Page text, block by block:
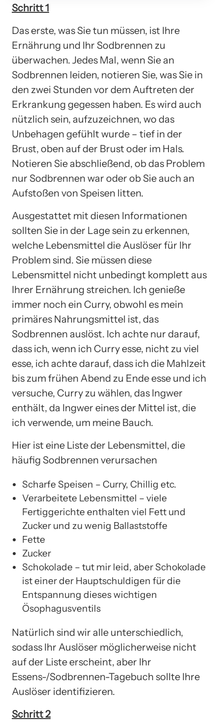
Schritt 1
Das erste, was Sie tun müssen, ist Ihre
Ernährung und Ihr Sodbrennen zu
überwachen. Jedes Mal, wenn Sie an
Sodbrennen leiden, notieren Sie, was Sie in
den zwei Stunden vor dem Auftreten der
Erkrankung gegessen haben. Es wird auch
nützlich sein, aufzuzeichnen, wo das
Unbehagen gefühlt wurde – tief in der
Brust, oben auf der Brust oder im Hals.
Notieren Sie abschließend, ob das Problem
nur Sodbrennen war oder ob Sie auch an
Aufstoßen von Speisen litten.
Ausgestattet mit diesen Informationen
sollten Sie in der Lage sein zu erkennen,
welche Lebensmittel die Auslöser für Ihr
Problem sind. Sie müssen diese
Lebensmittel nicht unbedingt komplett aus
Ihrer Ernährung streichen. Ich genieße
immer noch ein Curry, obwohl es mein
primäres Nahrungsmittel ist, das
Sodbrennen auslöst. Ich achte nur darauf,
dass ich, wenn ich Curry esse, nicht zu viel
esse, ich achte darauf, dass ich die Mahlzeit
bis zum frühen Abend zu Ende esse und ich
versuche, Curry zu wählen, das Ingwer
enthält, da Ingwer eines der Mittel ist, die
ich verwende, um meine Bauch.
Hier ist eine Liste der Lebensmittel, die
häufig Sodbrennen verursachen
Scharfe Speisen – Curry, Chillig etc.
Verarbeitete Lebensmittel – viele
Fertiggerichte enthalten viel Fett und
Zucker und zu wenig Ballaststoffe
Fette
Zucker
Schokolade – tut mir leid, aber Schokolade
ist einer der Hauptschuldigen für die
Entspannung dieses wichtigen
Ösophagusventils
Natürlich sind wir alle unterschiedlich,
sodass Ihr Auslöser möglicherweise nicht
auf der Liste erscheint, aber Ihr
Essens-/Sodbrennen-Tagebuch sollte Ihre
Auslöser identifizieren.
Schritt 2